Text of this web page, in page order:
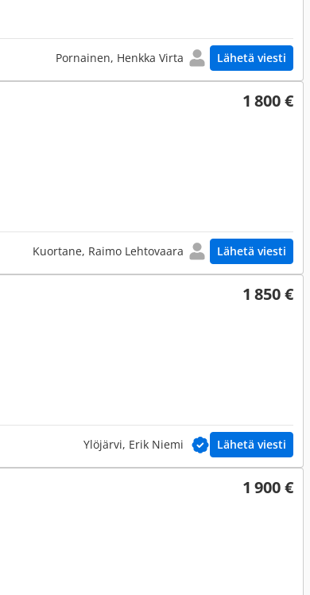
Pornainen, Henkka Virta Lähetä viesti
1 800 €
Kuortane, Raimo Lehtovaara Lähetä viesti
1 850 €
Ylöjärvi, Erik Niemi Lähetä viesti
1 900 €